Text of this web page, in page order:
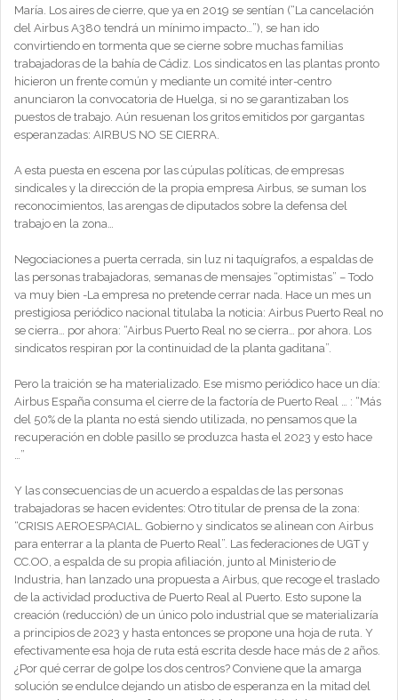
María. Los aires de cierre, que ya en 2019 se sentían (“La cancelación
del Airbus A380 tendrá un mínimo impacto…”), se han ido
convirtiendo en tormenta que se cierne sobre muchas familias
trabajadoras de la bahía de Cádiz. Los sindicatos en las plantas pronto
hicieron un frente común y mediante un comité inter-centro
anunciaron la convocatoria de Huelga, si no se garantizaban los
puestos de trabajo. Aún resuenan los gritos emitidos por gargantas
esperanzadas: AIRBUS NO SE CIERRA.
A esta puesta en escena por las cúpulas políticas, de empresas
sindicales y la dirección de la propia empresa Airbus, se suman los
reconocimientos, las arengas de diputados sobre la defensa del
trabajo en la zona…
Negociaciones a puerta cerrada, sin luz ni taquígrafos, a espaldas de
las personas trabajadoras, semanas de mensajes “optimistas” – Todo
va muy bien -La empresa no pretende cerrar nada. Hace un mes un
prestigiosa periódico nacional titulaba la noticia: Airbus Puerto Real no
se cierra… por ahora: “Airbus Puerto Real no se cierra… por ahora. Los
sindicatos respiran por la continuidad de la planta gaditana”.
Pero la traición se ha materializado. Ese mismo periódico hace un día:
Airbus España consuma el cierre de la factoría de Puerto Real … : “Más
del 50% de la planta no está siendo utilizada, no pensamos que la
recuperación en doble pasillo se produzca hasta el 2023 y esto hace
…”
Y las consecuencias de un acuerdo a espaldas de las personas
trabajadoras se hacen evidentes: Otro titular de prensa de la zona:
“CRISIS AEROESPACIAL. Gobierno y sindicatos se alinean con Airbus
para enterrar a la planta de Puerto Real”. Las federaciones de UGT y
CC.OO, a espalda de su propia afiliación, junto al Ministerio de
Industria, han lanzado una propuesta a Airbus, que recoge el traslado
de la actividad productiva de Puerto Real al Puerto. Esto supone la
creación (reducción) de un único polo industrial que se materializaría
a principios de 2023 y hasta entonces se propone una hoja de ruta. Y
efectivamente esa hoja de ruta está escrita desde hace más de 2 años.
¿Por qué cerrar de golpe los dos centros? Conviene que la amarga
solución se endulce dejando un atisbo de esperanza en la mitad del